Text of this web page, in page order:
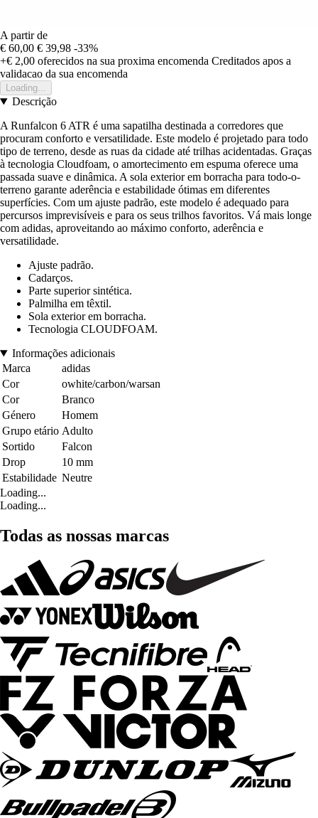
A partir de
€ 60,00 € 39,98 -33%
+€ 2,00 oferecidos na sua proxima encomenda Creditados apos a
validacao da sua encomenda
Loading...
Descrição
A Runfalcon 6 ATR é uma sapatilha destinada a corredores que
procuram conforto e versatilidade. Este modelo é projetado para todo
tipo de terreno, desde as ruas da cidade até trilhas acidentadas. Graças
à tecnologia Cloudfoam, o amortecimento em espuma oferece uma
passada suave e dinâmica. A sola exterior em borracha para todo-o-
terreno garante aderência e estabilidade ótimas em diferentes
superfícies. Com um ajuste padrão, este modelo é adequado para
percursos imprevisíveis e para os seus trilhos favoritos. Vá mais longe
com adidas, aproveitando ao máximo conforto, aderência e
versatilidade.
Ajuste padrão.
Cadarços.
Parte superior sintética.
Palmilha em têxtil.
Sola exterior em borracha.
Tecnologia CLOUDFOAM.
Informações adicionais
Marca
adidas
Cor
owhite/carbon/warsan
Cor
Branco
Género
Homem
Grupo etário Adulto
Sortido
Falcon
Drop
10 mm
Estabilidade Neutre
Loading...
Loading...
Todas as nossas marcas